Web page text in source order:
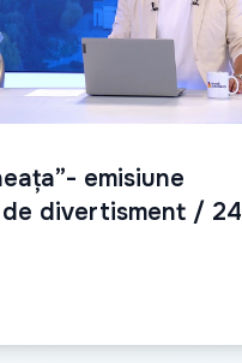
emisiune
divertisment / 24